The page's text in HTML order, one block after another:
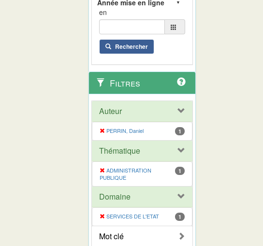
en
Rechercher
Filtres
Auteur
PERRIN, Daniel 1
Thématique
ADMINISTRATION
PUBLIQUE
1
Domaine
SERVICES DE L'ETAT 1
Mot clé